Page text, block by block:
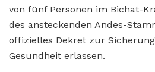
von fünf Personen im Bichat-
des ansteckenden Andes-
offizielles Dekret zur
Gesundheit erlassen.